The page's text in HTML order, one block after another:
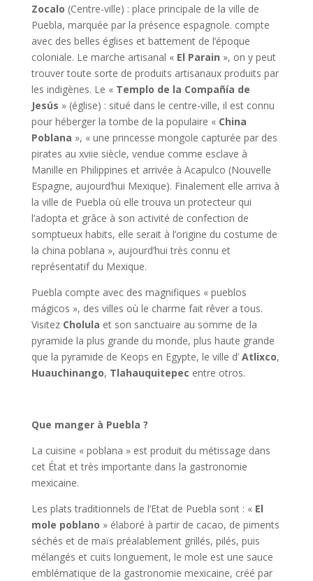
Zocalo (Centre-ville) : place principale de la ville de
Puebla, marquée par la présence espagnole. compte
avec des belles églises et battement de l’époque
coloniale. Le marche artisanal « El Parain », on y peut
trouver toute sorte de produits artisanaux produits par
les indigènes. Le « Templo de la Compañía de
Jesús » (église) : situé dans le centre-ville, il est connu
pour héberger la tombe de la populaire « China
Poblana », « une princesse mongole capturée par des
pirates au xviie siècle, vendue comme esclave à
Manille en Philippines et arrivée à Acapulco (Nouvelle
Espagne, aujourd’hui Mexique). Finalement elle arriva à
la ville de Puebla où elle trouva un protecteur qui
l’adopta et grâce à son activité de confection de
somptueux habits, elle serait à l’origine du costume de
la china poblana », aujourd’hui très connu et
représentatif du Mexique.
Puebla compte avec des magnifiques « pueblos
mágicos », des villes où le charme fait rêver a tous.
Visitez Cholula et son sanctuaire au somme de la
pyramide la plus grande du monde, plus haute grande
que la pyramide de Keops en Egypte, le ville d’ Atlixco,
Huauchinango, Tlahauquitepec entre otros.
Que manger à Puebla ?
La cuisine « poblana » est produit du métissage dans
cet État et très importante dans la gastronomie
mexicaine.
Les plats traditionnels de l’Etat de Puebla sont : « El
mole poblano » élaboré à partir de cacao, de piments
séchés et de maïs préalablement grillés, pilés, puis
mélangés et cuits longuement, le mole est une sauce
emblématique de la gastronomie mexicaine, créé par